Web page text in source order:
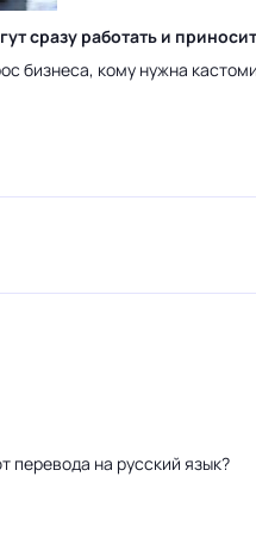
сразу работать и
бизнеса, кому нужна
перевода на русский язык?